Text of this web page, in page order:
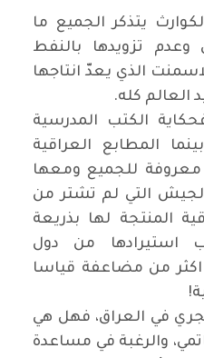
يتذكر الجميع ما
تزويدها بالنفط
الذي يعدّ انتاجها
العالم كله.
الكتب المدرسية
المطابع العراقية
للجميع ومعها
الجيش التي لم تشتر من
المنتجة لها بذريعة
استيرادها من دول
من مضاعفة قياسا
في العراق، فهل هي
والرغبة في مساعدة